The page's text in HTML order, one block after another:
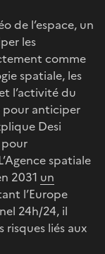
de l’espace, un
les
comme
spatiale, les
l’activité du
pour anticiper
Desi
spatiale
2031 un
l’Europe
24h/24, il
liés aux